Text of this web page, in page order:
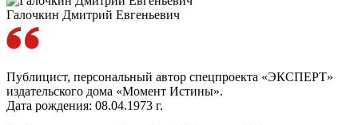
Галочкин Дмитрий Евгеньевич
Публицист, персональный автор спецпроекта «ЭКСПЕРТ»
издательского дома «Момент Истины».
Дата рождения: 08.04.1973 г.